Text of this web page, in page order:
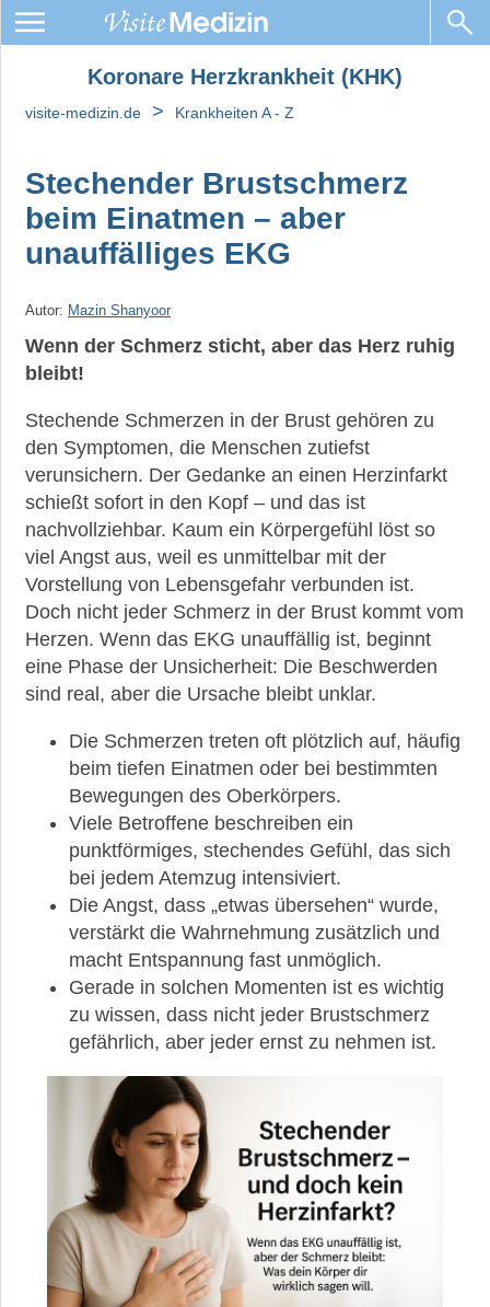
Koronare Herzkrankheit (KHK)
visite-medizin.de > Krankheiten A - Z
Stechender Brustschmerz
beim Einatmen – aber
unauffälliges EKG
Autor: Mazin Shanyoor
Wenn der Schmerz sticht, aber das Herz ruhig
bleibt!
Stechende Schmerzen in der Brust gehören zu
den Symptomen, die Menschen zutiefst
verunsichern. Der Gedanke an einen Herzinfarkt
schießt sofort in den Kopf – und das ist
nachvollziehbar. Kaum ein Körpergefühl löst so
viel Angst aus, weil es unmittelbar mit der
Vorstellung von Lebensgefahr verbunden ist.
Doch nicht jeder Schmerz in der Brust kommt vom
Herzen. Wenn das EKG unauffällig ist, beginnt
eine Phase der Unsicherheit: Die Beschwerden
sind real, aber die Ursache bleibt unklar.
Die Schmerzen treten oft plötzlich auf, häufig
beim tiefen Einatmen oder bei bestimmten
Bewegungen des Oberkörpers.
Viele Betroffene beschreiben ein
punktförmiges, stechendes Gefühl, das sich
bei jedem Atemzug intensiviert.
Die Angst, dass „etwas übersehen“ wurde,
verstärkt die Wahrnehmung zusätzlich und
macht Entspannung fast unmöglich.
Gerade in solchen Momenten ist es wichtig
zu wissen, dass nicht jeder Brustschmerz
gefährlich, aber jeder ernst zu nehmen ist.
Koronare
Herzkrankheit
KHK:
Behandlung
Stenosen:
Ursachen,
und
Herzinfarkt
Angina
pectoris
Prinzmetal-
Angina
Myokardbrücke
Herzkatheter
Bypass
News,
aktuelle
&
neueste
Leitlinien
Heilpflanzen
bei
KHK
&
gegen
weitere
Herzinfarkte
Symptome
►